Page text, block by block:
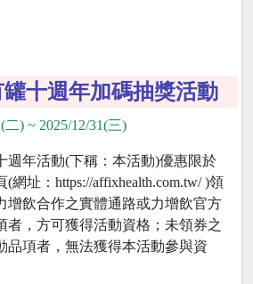
十週年加碼抽獎活動
) ~ 2025/12/31(三)
週年活動(下稱：本活動)優惠限於
(網址：https://affixhealth.com.tw/ )領
增飲合作之實體通路或力增飲官方
者，方可獲得活動資格；未領券之
品項者，無法獲得本活動參與資